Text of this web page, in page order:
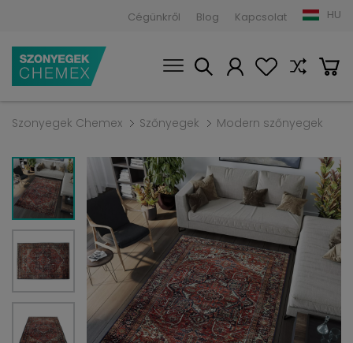
Cégünkről Blog Kapcsolat HU
Szonyegek Chemex Szőnyegek Modern szőnyegek